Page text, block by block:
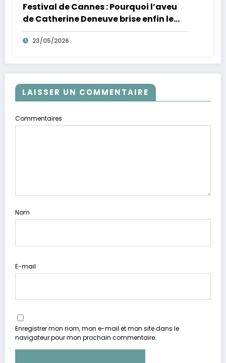
Festival de Cannes : Pourquoi l’aveu
de Catherine Deneuve brise enfin le
mythe de la Croisette
23/05/2026
LAISSER UN COMMENTAIRE
Commentaires
Nom
E-mail
Enregistrer mon nom, mon e-mail et mon site dans le
navigateur pour mon prochain commentaire.